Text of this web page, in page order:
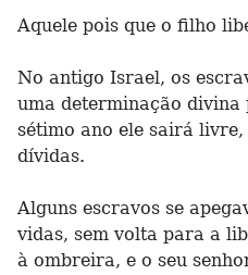
Aquele pois que o filho
No antigo Israel, os
uma determinação divina
sétimo ano ele sairá
dívidas.
Alguns escravos se
vidas, sem volta para a
à ombreira, e o seu